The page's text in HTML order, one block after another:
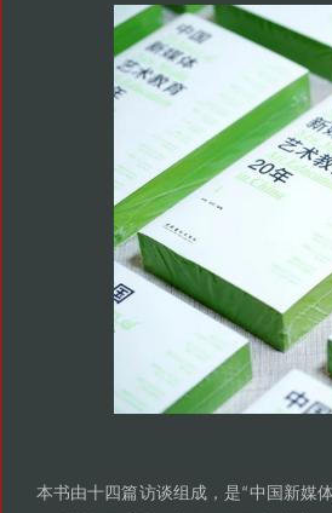
本书由十四篇访谈组成 ， 是“中国新媒